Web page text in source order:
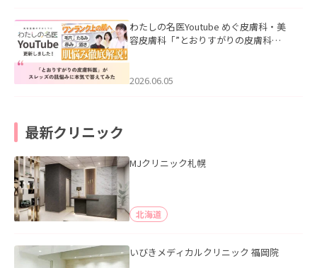
わたしの名医Youtube めぐ皮膚科・美
容皮膚科「”とおりすがりの皮膚科
2026.06.05
最新クリニック
MJクリニック札幌
北海道
いびきメディカルクリニック 福岡院